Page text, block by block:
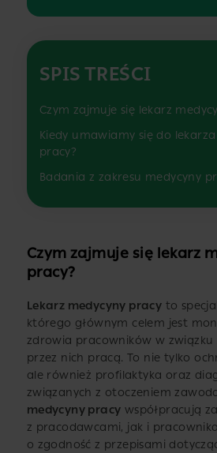
SPIS TREŚCI
Czym zajmuje się lekarz
Kiedy umawiamy się do
pracy?
Badania z zakresu medycyny
Czym zajmuje się lekarz
pracy?
Lekarz medycyny pracy to
którego głównym celem jest
zdrowia pracowników w związku
przez nich pracą. To nie tylko
ale również profilaktyka oraz
związanych z otoczeniem
medycyny pracy współpracują
z pracodawcami, jak i
o zgodność z przepisami